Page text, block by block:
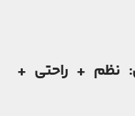
نظم + راحتی +